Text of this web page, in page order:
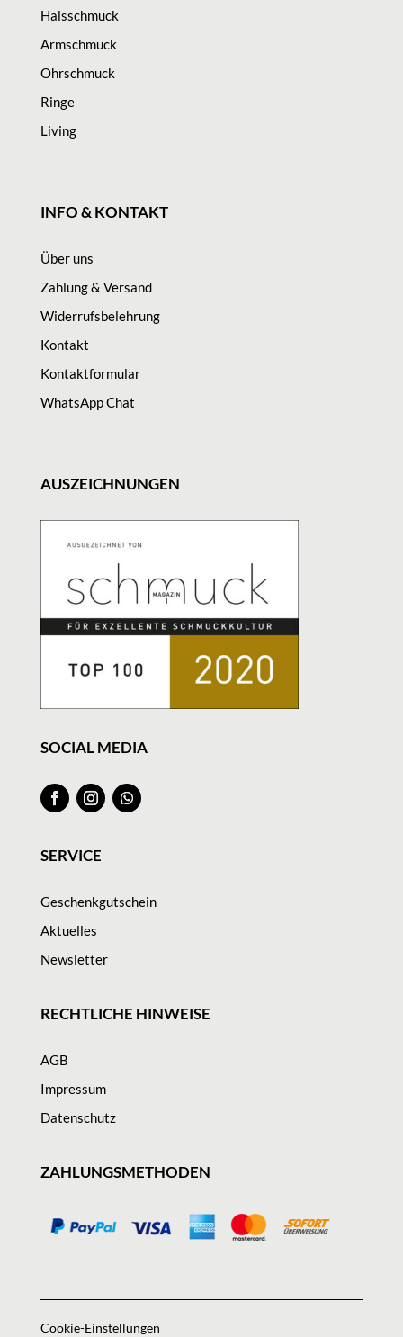
Halsschmuck
Armschmuck
Ohrschmuck
Ringe
Living
INFO & KONTAKT
Über uns
Zahlung & Versand
Widerrufsbelehrung
Kontakt
Kontaktformular
WhatsApp Chat
AUSZEICHNUNGEN
SOCIAL MEDIA
SERVICE
Geschenkgutschein
Aktuelles
Newsletter
RECHTLICHE HINWEISE
AGB
Impressum
Datenschutz
ZAHLUNGSMETHODEN
Cookie-Einstellungen